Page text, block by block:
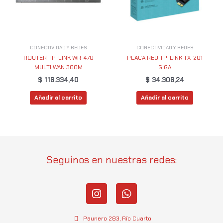
CONECTIVIDAD Y REDES
ROUTER TP-LINK WR-470
MULTI WAN 300M
$ 116.334,40
Añadir al carrito
CONECTIVIDAD Y REDES
PLACA RED TP-LINK TX-201
GIGA
$ 34.306,24
Añadir al carrito
Seguinos en nuestras redes:
I
n
t
W
h
t
Paunero 283, Río Cuarto